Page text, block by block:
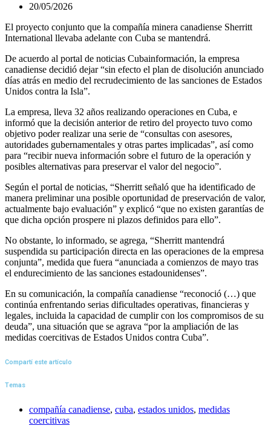
20/05/2026
El proyecto conjunto que la compañía minera canadiense Sherritt
International llevaba adelante con Cuba se mantendrá.
De acuerdo al portal de noticias Cubainformación, la empresa
canadiense decidió dejar “sin efecto el plan de disolución anunciado
días atrás en medio del recrudecimiento de las sanciones de Estados
Unidos contra la Isla”.
La empresa, lleva 32 años realizando operaciones en Cuba, e
informó que la decisión anterior de retiro del proyecto tuvo como
objetivo poder realizar una serie de “consultas con asesores,
autoridades gubernamentales y otras partes implicadas”, así como
para “recibir nueva información sobre el futuro de la operación y
posibles alternativas para preservar el valor del negocio”.
Según el portal de noticias, “Sherritt señaló que ha identificado de
manera preliminar una posible oportunidad de preservación de valor,
actualmente bajo evaluación” y explicó “que no existen garantías de
que dicha opción prospere ni plazos definidos para ello”.
No obstante, lo informado, se agrega, “Sherritt mantendrá
suspendida su participación directa en las operaciones de la empresa
conjunta”, medida que fuera “anunciada a comienzos de mayo tras
el endurecimiento de las sanciones estadounidenses”.
En su comunicación, la compañía canadiense “reconoció (…) que
continúa enfrentando serias dificultades operativas, financieras y
legales, incluida la capacidad de cumplir con los compromisos de su
deuda”, una situación que se agrava “por la ampliación de las
medidas coercitivas de Estados Unidos contra Cuba”.
Compartí este artículo
Temas
compañía canadiense, cuba, estados unidos, medidas
coercitivas